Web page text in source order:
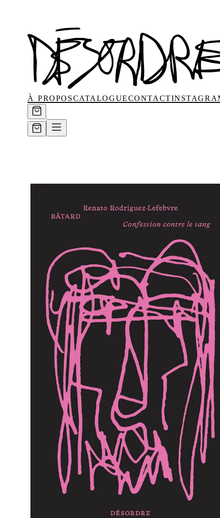
à proposcataloguecontact